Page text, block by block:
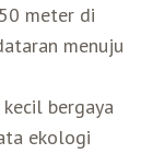
meter di
menuju
bergaya
ekologi